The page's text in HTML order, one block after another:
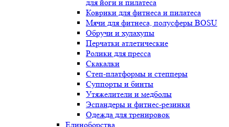
для йоги и пилатеса
Коврики для фитнеса и пилатеса
Мячи для фитнеса, полусферы BOSU
Обручи и хулахупы
Перчатки атлетические
Ролики для пресса
Скакалки
Степ-платформы и степперы
Суппорты и бинты
Утяжелители и медболы
Эспандеры и фитнес-резинки
Одежда для тренировок
Единоборства